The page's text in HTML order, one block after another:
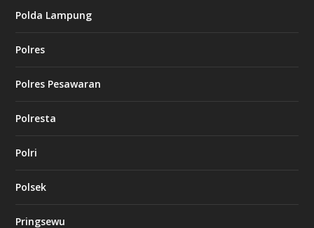
Polda Lampung
Polres
Polres Pesawaran
Polresta
Polri
Polsek
Pringsewu